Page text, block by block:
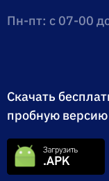
Пн-пт: с 07-00
Скачать
пробную версию